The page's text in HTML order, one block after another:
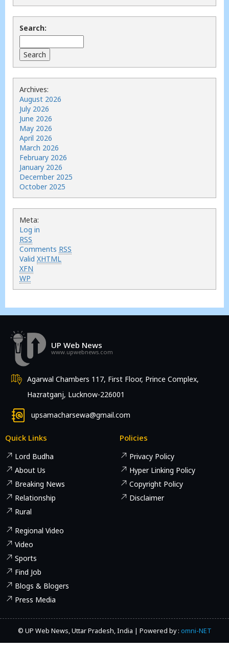
Search:
Archives:
August 2026
July 2026
June 2026
May 2026
April 2026
March 2026
February 2026
January 2026
December 2025
October 2025
Meta:
Log in
RSS
Comments RSS
Valid XHTML
XFN
WP
UP Web News
www.upwebnews.com
Agarwal Chambers 117, First Floor, Prince Complex,
Hazratganj, Lucknow-226001
upsamacharsewa@gmail.com
Quick Links
Lord Budha
About Us
Breaking News
Relationship
Rural
Regional Video
Video
Sports
Find Job
Blogs & Blogers
Press Media
Policies
Privacy Policy
Hyper Linking Policy
Copyright Policy
Disclaimer
© UP Web News, Uttar Pradesh, India | Powered by : omni-NET